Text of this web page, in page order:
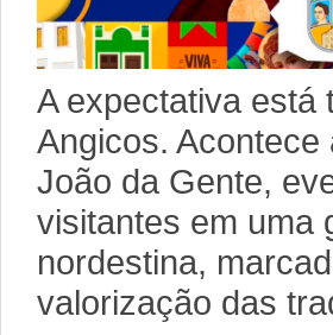
A expectativa está
Angicos.
João da Gente,
visitantes em uma
nordestina,
valorização das